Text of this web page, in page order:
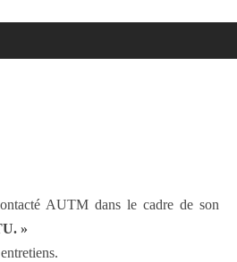
AUTM dans le cadre de son
»